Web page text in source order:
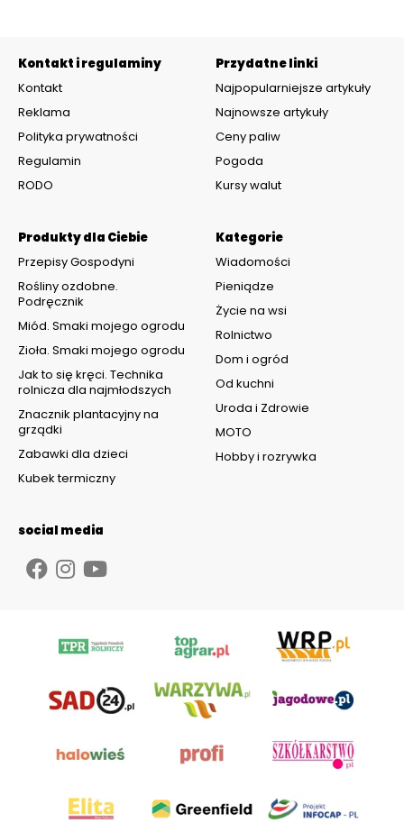
Kontakt i regulaminy
Kontakt
Reklama
Polityka prywatności
Regulamin
RODO
Kategorie
Wiadomości
Pieniądze
Życie na wsi
Rolnictwo
Dom i ogród
Od kuchni
Uroda i Zdrowie
MOTO
Hobby i rozrywka
Produkty dla Ciebie
Przepisy Gospodyni
Rośliny ozdobne.
Podręcznik
Miód. Smaki mojego ogrodu
Zioła. Smaki mojego ogrodu
Jak to się kręci. Technika
rolnicza dla najmłodszych
Znacznik plantacyjny na
grządki
Zabawki dla dzieci
Kubek termiczny
Przydatne linki
Najpopularniejsze artykuły
Najnowsze artykuły
Ceny paliw
Pogoda
Kursy walut
social media